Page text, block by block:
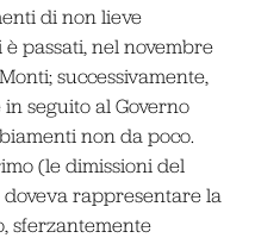
di non lieve
passati, nel novembre
successivamente,
seguito al Governo
non da poco.
(le dimissioni del
rappresentare la
sferzantemente